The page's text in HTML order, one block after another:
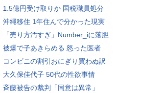
1.5億円受け取りか 国税職員処分
沖縄移住 1年住んで分かった現実
「売り方汚すぎ」Number_iに落胆
被爆で子あきらめる 怒った医者
コンビニの割引おにぎり買わぬ訳
大久保佳代子 50代の性欲事情
斉藤被告の裁判「同意は異常」